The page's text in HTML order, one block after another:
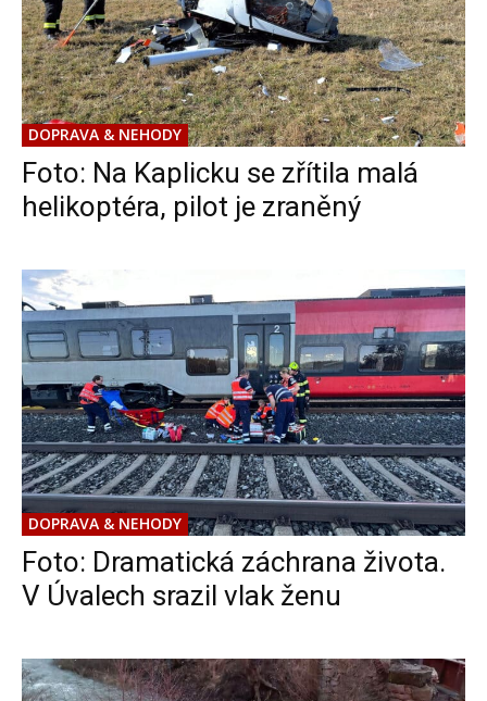
DOPRAVA & NEHODY
Foto: Na Kaplicku se zřítila malá
helikoptéra, pilot je zraněný
DOPRAVA & NEHODY
Foto: Dramatická záchrana života.
V Úvalech srazil vlak ženu